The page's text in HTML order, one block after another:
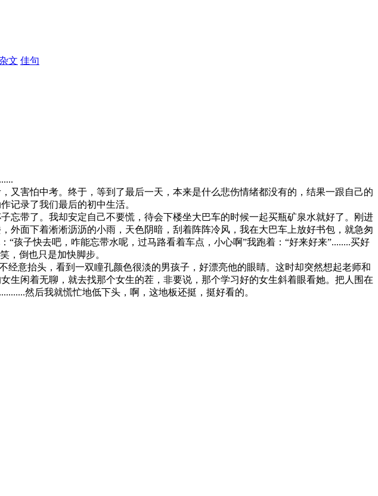
文 佳句
害怕中考。终于，等到了最后一天，本来是什么悲伤情绪都没有的，结果一跟自己的
记录了我们最后的初中生活。
带了。我却安定自己不要慌，待会下楼坐大巴车的时候一起买瓶矿泉水就好了。刚进
面下着淅淅沥沥的小雨，天色阴暗，刮着阵阵冷风，我在大巴车上放好书包，就急匆
孩子快去吧，咋能忘带水呢，过马路看着车点，小心啊”我跑着：“好来好来”........买好
，倒也只是加快脚步。
意抬头，看到一双瞳孔颜色很淡的男孩子，好漂亮他的眼睛。这时却突然想起老师和
闲着无聊，就去找那个女生的茬，非要说，那个学习好的女生斜着眼看她。把人围在
然后我就慌忙地低下头，啊，这地板还挺，挺好看的。